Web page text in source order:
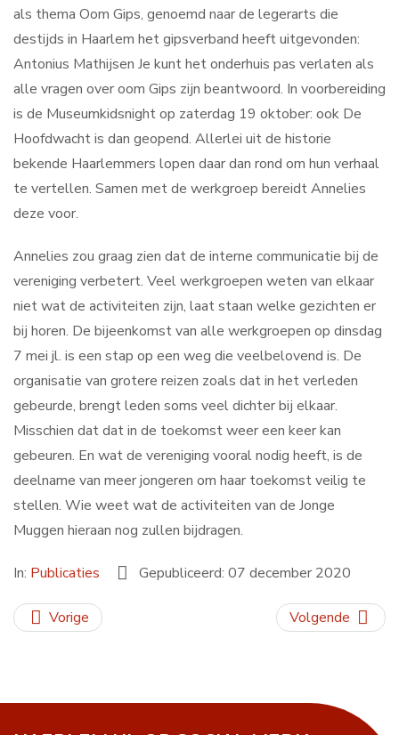
als thema Oom Gips, genoemd naar de legerarts die
destijds in Haarlem het gipsverband heeft uitgevonden:
Antonius Mathijsen Je kunt het onderhuis pas verlaten als
alle vragen over oom Gips zijn beantwoord. In voorbereiding
is de Museumkidsnight op zaterdag 19 oktober: ook De
Hoofdwacht is dan geopend. Allerlei uit de historie
bekende Haarlemmers lopen daar dan rond om hun verhaal
te vertellen. Samen met de werkgroep bereidt Annelies
deze voor.
Annelies zou graag zien dat de interne communicatie bij de
vereniging verbetert. Veel werkgroepen weten van elkaar
niet wat de activiteiten zijn, laat staan welke gezichten er
bij horen. De bijeenkomst van alle werkgroepen op dinsdag
7 mei jl. is een stap op een weg die veelbelovend is. De
organisatie van grotere reizen zoals dat in het verleden
gebeurde, brengt leden soms veel dichter bij elkaar.
Misschien dat dat in de toekomst weer een keer kan
gebeuren. En wat de vereniging vooral nodig heeft, is de
deelname van meer jongeren om haar toekomst veilig te
stellen. Wie weet wat de activiteiten van de Jonge
Muggen hieraan nog zullen bijdragen.
In: Publicaties Gepubliceerd: 07 december 2020
Vorige Volgende